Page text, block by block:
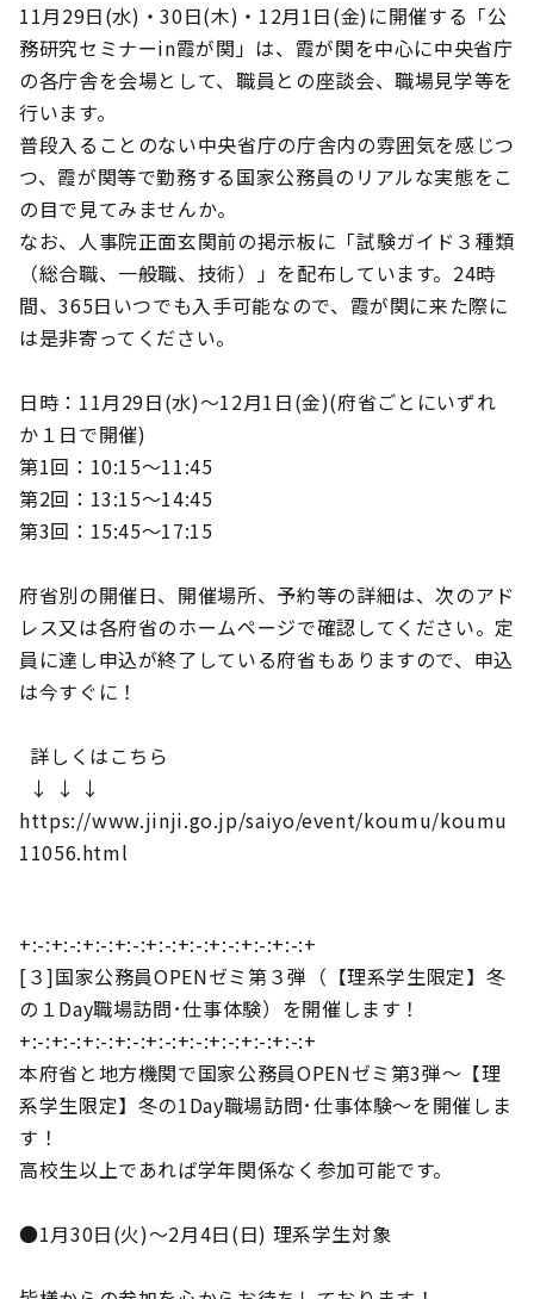
11月29日(水)・30日(木)・12月1日(金)に開催する「公
務研究セミナーin霞が関」は、霞が関を中心に中央省庁
の各庁舎を会場として、職員との座談会、職場見学等を
行います。
普段入ることのない中央省庁の庁舎内の雰囲気を感じつ
つ、霞が関等で勤務する国家公務員のリアルな実態をこ
の目で見てみませんか。
なお、人事院正面玄関前の掲示板に「試験ガイド３種類
（総合職、一般職、技術）」を配布しています。24時
間、365日いつでも入手可能なので、霞が関に来た際に
は是非寄ってください。
日時：11月29日(水)～12月1日(金)(府省ごとにいずれ
か１日で開催)
第1回：10:15～11:45
第2回：13:15～14:45
第3回：15:45～17:15
府省別の開催日、開催場所、予約等の詳細は、次のアド
レス又は各府省のホームページで確認してください。定
員に達し申込が終了している府省もありますので、申込
は今すぐに！
詳しくはこちら
↓ ↓ ↓
https://www.jinji.go.jp/saiyo/event/koumu/koumu
11056.html
+:-:+:-:+:-:+:-:+:-:+:-:+:-:+:-:+:-:+
[３]国家公務員OPENゼミ第３弾（【理系学生限定】冬
の１Day職場訪問･仕事体験）を開催します！
+:-:+:-:+:-:+:-:+:-:+:-:+:-:+:-:+:-:+
本府省と地方機関で国家公務員OPENゼミ第3弾～【理
系学生限定】冬の1Day職場訪問･仕事体験～を開催しま
す！
高校生以上であれば学年関係なく参加可能です。
●1月30日(火)～2月4日(日) 理系学生対象